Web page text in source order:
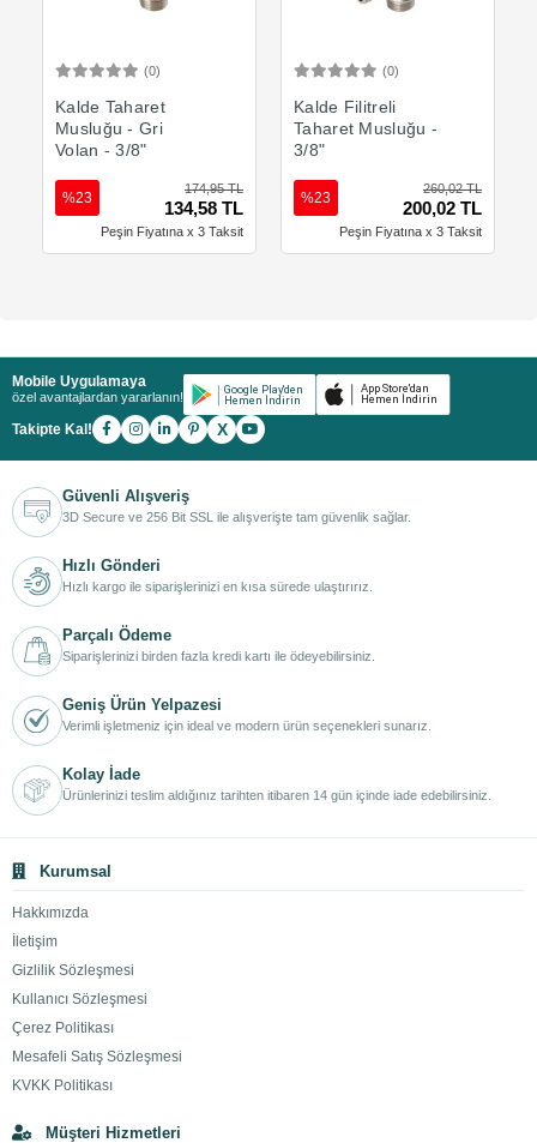
(0)
Kalde Taharet
Musluğu - Gri
Volan - 3/8"
174,95 TL
134,58 TL
%23
Peşin Fiyatına x 3 Taksit
(0)
Kalde Filitreli
Taharet Musluğu -
3/8"
260,02 TL
200,02 TL
%23
Peşin Fiyatına x 3 Taksit
Mobile Uygulamaya
özel avantajlardan yararlanın!
Takipte Kal! X
Güvenli Alışveriş
3D Secure ve 256 Bit SSL ile alışverişte tam güvenlik sağlar.
Hızlı Gönderi
Hızlı kargo ile siparişlerinizi en kısa sürede ulaştırırız.
Parçalı Ödeme
Siparişlerinizi birden fazla kredi kartı ile ödeyebilirsiniz.
Geniş Ürün Yelpazesi
Verimli işletmeniz için ideal ve modern ürün seçenekleri sunarız.
Kolay İade
Ürünlerinizi teslim aldığınız tarihten itibaren 14 gün içinde iade edebilirsiniz.
Kurumsal
Hakkımızda
İletişim
Gizlilik Sözleşmesi
Kullanıcı Sözleşmesi
Çerez Politikası
Mesafeli Satış Sözleşmesi
KVKK Politikası
Müşteri Hizmetleri